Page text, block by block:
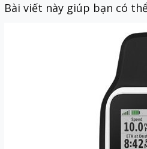
Bài viết này giúp bạn có